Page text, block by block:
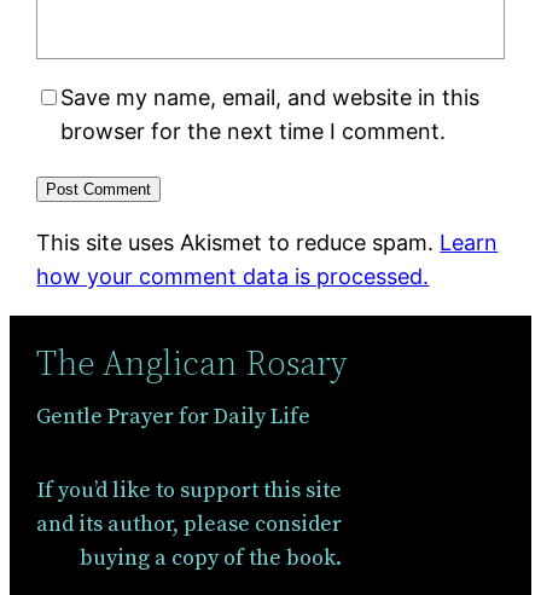
Save my name, email, and website in this
browser for the next time I comment.
This site uses Akismet to reduce spam. Learn
how your comment data is processed.
The Anglican Rosary
Gentle Prayer for Daily Life
If you’d like to support this site
and its author, please consider
buying a copy of the book.